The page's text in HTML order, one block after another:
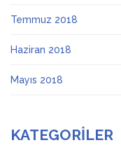
Temmuz 2018
Haziran 2018
Mayıs 2018
KATEGORILER